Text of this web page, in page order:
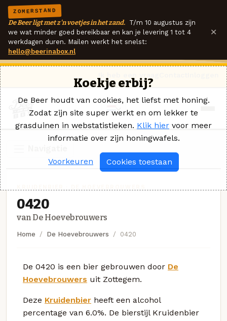
ZOMERSTAND
De Beer ligt met z'n voetjes in het zand. T/m 10 augustus zijn
we wat minder goed bereikbaar en kan je levering 1 tot 4
werkdagen duren. Mailen werkt het snelst:
hello@beerinabox.nl
×
0420
van De Hoevebrouwers
Home De Hoevebrouwers 0420
De 0420 is een bier gebrouwen door De
Hoevebrouwers uit Zottegem.
Deze Kruidenbier heeft een alcohol
percentage van 6.0%. De bierstijl Kruidenbier
Koekje erbij?
De Beer houdt van cookies, het liefst met honing.
Zodat zijn site super werkt en om lekker te
grasduinen in webstatistieken. Klik hier voor meer
informatie over zijn honingwafels.
Voorkeuren Cookies toestaan